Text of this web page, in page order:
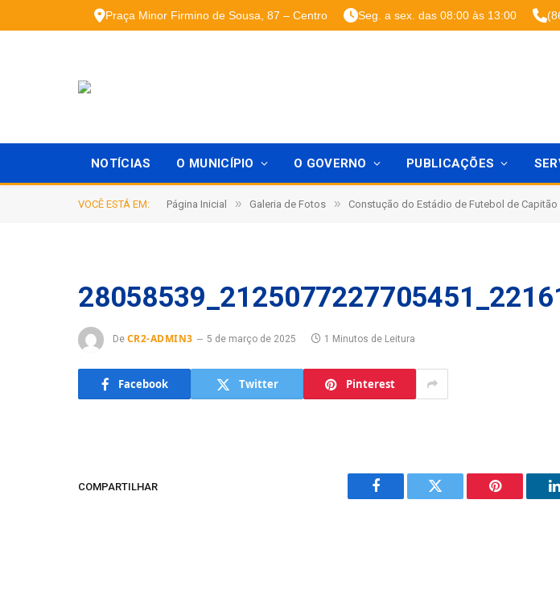
Praça Minor Firmino de Sousa, 87 – Centro Seg. a sex. das 08:00 às 13:00
NOTÍCIAS O MUNICÍPIO O GOVERNO PUBLICAÇÕES
VOCÊ ESTÁ EM: Página Inicial » Galeria de Fotos » Constução do Estádio de Futebol de Capitão
De CR2-ADMIN3 5 de março de 2025 1 Minutos de Leitura
Facebook Twitter Pinterest
COMPARTILHAR
Facebook Twitter Pinterest